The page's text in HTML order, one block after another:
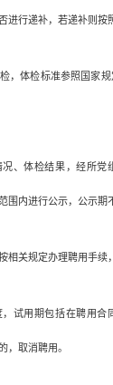
进行递补，若递补则按
，体检标准参照国家
、体检结果，经所党
围内进行公示，公示期
相关规定办理聘用手续
试用期包括在聘用合
，取消聘用。